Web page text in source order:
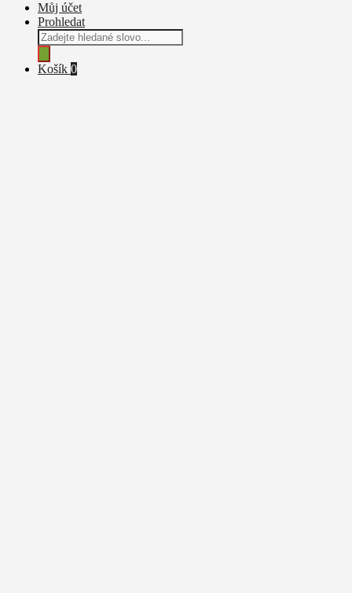
Můj účet
Prohledat
Products
search
Košík 0